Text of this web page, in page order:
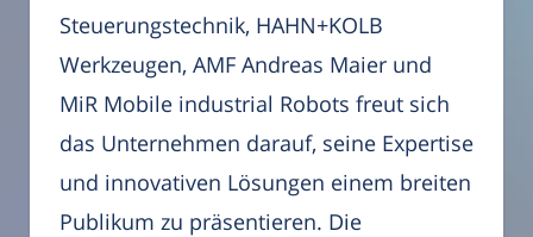
Steuerungstechnik, HAHN+KOLB
Werkzeugen, AMF Andreas Maier und
MiR Mobile industrial Robots freut sich
das Unternehmen darauf, seine Expertise
und innovativen Lösungen einem breiten
Publikum zu präsentieren. Die